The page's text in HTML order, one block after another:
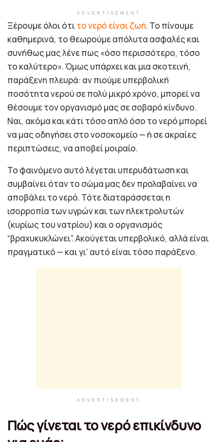
ADVERTISEMENT
Ξέρουμε όλοι ότιτο νερό είναι ζωή. Το πίνουμε
καθημερινά, το θεωρούμε απόλυτα ασφαλές και
συνήθως μας λένε πως «όσο περισσότερο, τόσο
το καλύτερο». Όμως υπάρχει και μια σκοτεινή,
παράξενη πλευρά: αν πιούμε υπερβολική
ποσότητα νερού σε πολύ μικρό χρόνο, μπορεί να
θέσουμε τον οργανισμό μας σε σοβαρό κίνδυνο.
Ναι, ακόμα και κάτι τόσο απλό όσο το νερό μπορεί
να μας οδηγήσει στο νοσοκομείο — ή σε ακραίες
περιπτώσεις, να αποβεί μοιραίο.
Το φαινόμενο αυτό λέγεται υπερυδάτωση και
συμβαίνει όταν το σώμα μας δεν προλαβαίνει να
αποβάλει το νερό. Τότε διαταράσσεται η
ισορροπία των υγρών και των ηλεκτρολυτών
(κυρίως του νατρίου) και ο οργανισμός
“βραχυκυκλώνει”. Ακούγεται υπερβολικό, αλλά είναι
πραγματικό — και γι’ αυτό είναι τόσο παράξενο.
ADVERTISEMENT
Πώς γίνεται το νερό επικίνδυνο